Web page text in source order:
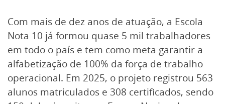
Com mais de dez anos de atuação, a Escola
Nota 10 já formou quase 5 mil trabalhadores
em todo o país e tem como meta garantir a
alfabetização de 100% da força de trabalho
operacional. Em 2025, o projeto registrou 563
alunos matriculados e 308 certificados, sendo